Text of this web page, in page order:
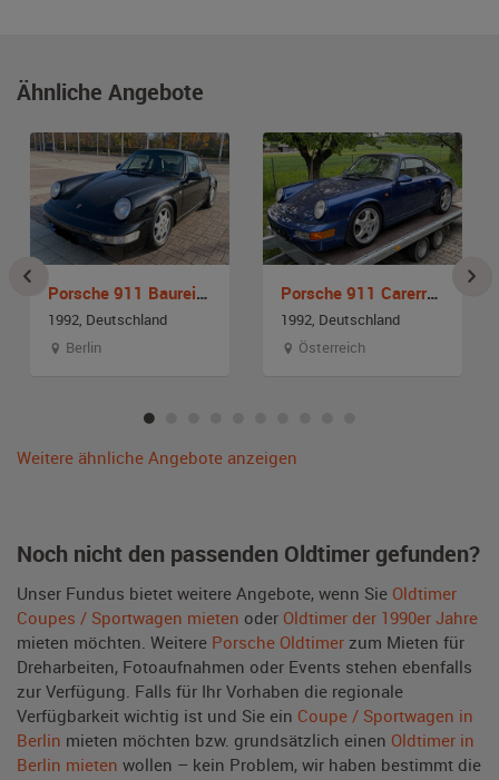
Ähnliche Angebote
Porsche 911 Baureihe 964 Carrera 4
1992, Deutschland
Berlin
Porsche 911 Carerra 2 Baureihe 964
1992, Deutschland
Österreich
Weitere ähnliche Angebote anzeigen
Noch nicht den passenden Oldtimer gefunden?
Unser Fundus bietet weitere Angebote, wenn Sie Oldtimer
Coupes / Sportwagen mieten oder Oldtimer der 1990er Jahre
mieten möchten. Weitere Porsche Oldtimer zum Mieten für
Dreharbeiten, Fotoaufnahmen oder Events stehen ebenfalls
zur Verfügung. Falls für Ihr Vorhaben die regionale
Verfügbarkeit wichtig ist und Sie ein Coupe / Sportwagen in
Berlin mieten möchten bzw. grundsätzlich einen Oldtimer in
Berlin mieten wollen – kein Problem, wir haben bestimmt die